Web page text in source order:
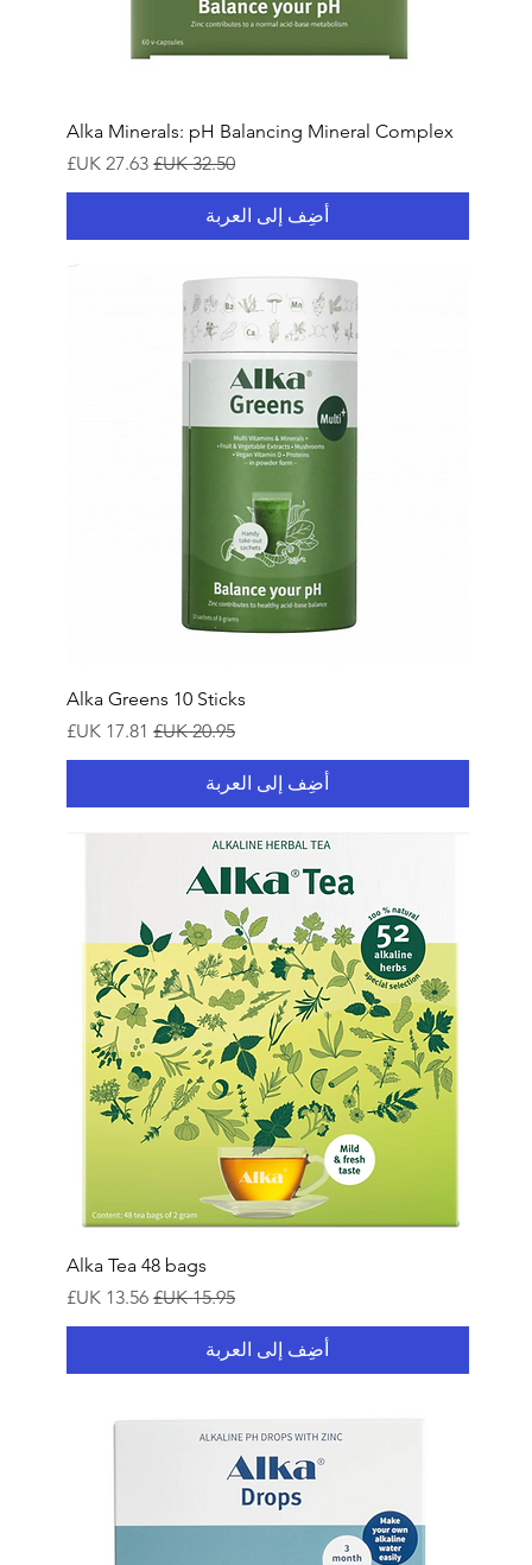
Alka Minerals: pH Balancing Mineral Complex
سعر عادي سعر البيع
أضِف إلى العربة
Alka Greens 10 Sticks
سعر عادي سعر البيع
أضِف إلى العربة
Alka Tea 48 bags
سعر عادي سعر البيع
أضِف إلى العربة